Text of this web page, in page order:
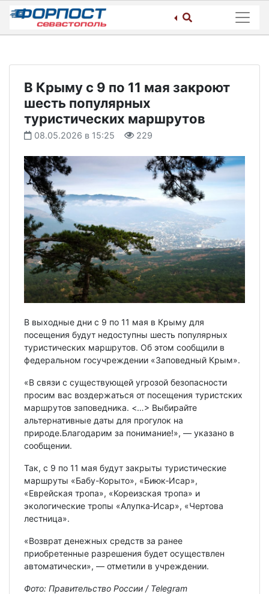
Skip
content
В Крыму с 9 по 11 мая закроют
шесть популярных
туристических маршрутов
08.05.2026 в 15:25 229
В выходные дни с 9 по 11 мая в Крыму для
посещения будут недоступны шесть популярных
туристических маршрутов. Об этом сообщили в
федеральном госучреждении «Заповедный Крым».
«В связи с существующей угрозой безопасности
просим вас воздержаться от посещения туристских
маршрутов заповедника. <…> Выбирайте
альтернативные даты для прогулок на
природе.Благодарим за понимание!», — указано в
сообщении.
Так, с 9 по 11 мая будут закрыты туристические
маршруты «Бабу-Корыто», «Биюк‑Исар»,
«Еврейская тропа», «Кореизская тропа» и
экологические тропы «Алупка‑Исар», «Чертова
лестница».
«Возврат денежных средств за ранее
приобретенные разрешения будет осуществлен
автоматически», — отметили в учреждении.
Фото: Правительство России / Telegram